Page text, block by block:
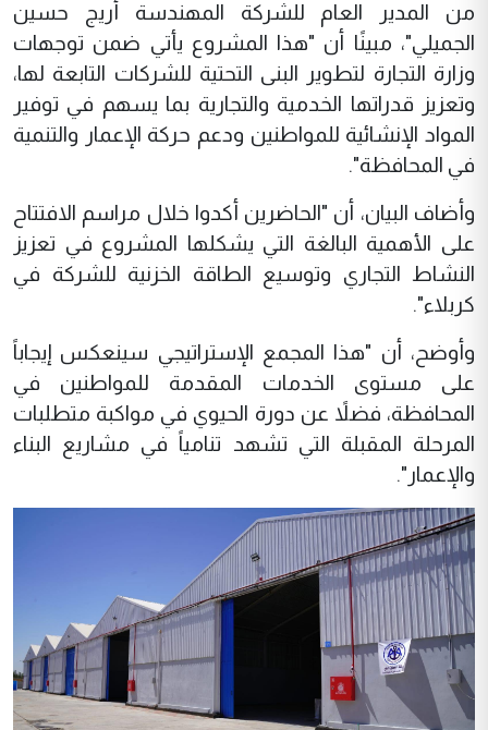
من المدير العام للشركة المهندسة أريج حسين
الجميلي"، مبينًا أن "هذا المشروع يأتي ضمن توجهات
وزارة التجارة لتطوير البنى التحتية للشركات التابعة لها،
وتعزيز قدراتها الخدمية والتجارية بما يسهم في توفير
المواد الإنشائية للمواطنين ودعم حركة الإعمار والتنمية
في المحافظة".
وأضاف البيان، أن "الحاضرين أكدوا خلال مراسم الافتتاح
على الأهمية البالغة التي يشكلها المشروع في تعزيز
النشاط التجاري وتوسيع الطاقة الخزنية للشركة في
كربلاء".
وأوضح، أن "هذا المجمع الإستراتيجي سينعكس إيجاباً
على مستوى الخدمات المقدمة للمواطنين في
المحافظة، فضلاً عن دورة الحيوي في مواكبة متطلبات
المرحلة المقبلة التي تشهد تنامياً في مشاريع البناء
والإعمار".